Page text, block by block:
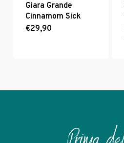
prodotto
Giara Grande
Cinnamom Sick
€29,90